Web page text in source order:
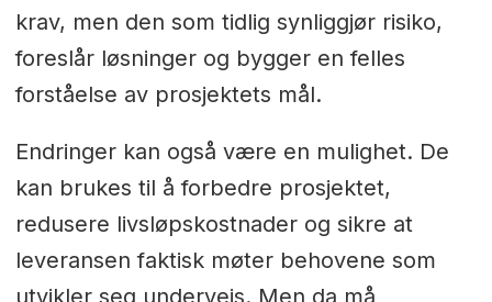
krav, men den som tidlig synliggjør risiko,
foreslår løsninger og bygger en felles
forståelse av prosjektets mål.
Endringer kan også være en mulighet. De
kan brukes til å forbedre prosjektet,
redusere livsløpskostnader og sikre at
leveransen faktisk møter behovene som